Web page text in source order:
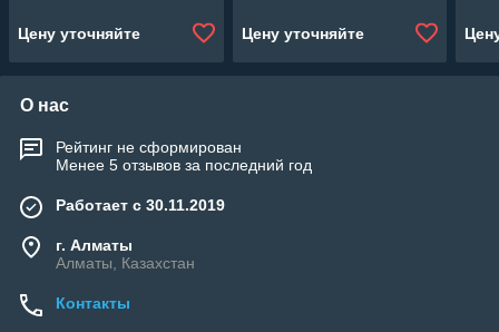
Цену уточняйте
Цену уточняйте
О нас
Рейтинг не сформирован
Менее 5 отзывов за последний год
Работает с 30.11.2019
г. Алматы
Алматы, Казахстан
Контакты